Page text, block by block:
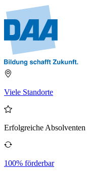
Viele Standorte
Erfolgreiche Absolventen
100% förderbar